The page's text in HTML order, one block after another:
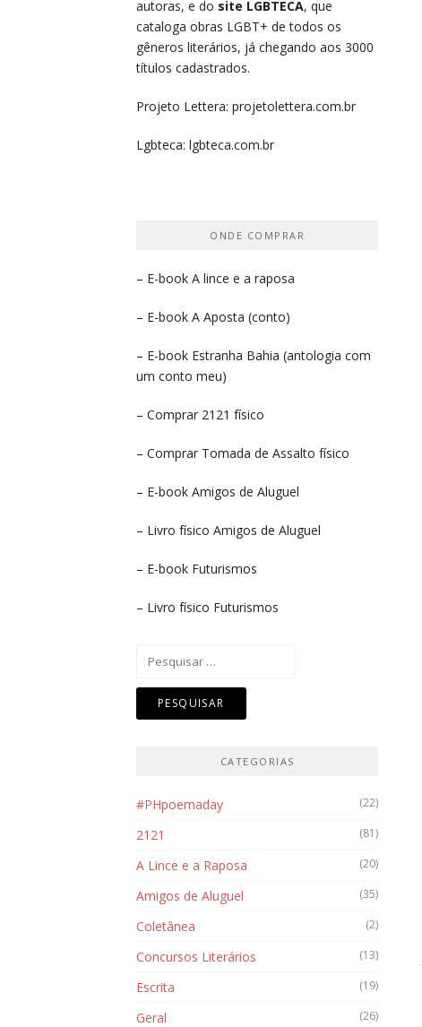
autoras, e do site LGBTECA, que
cataloga obras LGBT+ de todos os
gêneros literários, já chegando aos 3000
títulos cadastrados.
Projeto Lettera: projetolettera.com.br
Lgbteca: lgbteca.com.br
ONDE COMPRAR
– E-book A lince e a raposa
– E-book A Aposta (conto)
– E-book Estranha Bahia (antologia com
um conto meu)
– Comprar 2121 físico
– Comprar Tomada de Assalto físico
– E-book Amigos de Aluguel
– Livro físico Amigos de Aluguel
– E-book Futurismos
– Livro físico Futurismos
CATEGORIAS
#PHpoemaday (22)
2121 (81)
A Lince e a Raposa (20)
Amigos de Aluguel (35)
Coletânea (2)
Concursos Literários (13)
Escrita (19)
Geral (26)